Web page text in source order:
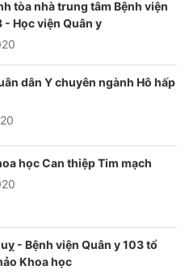
tòa nhà trung tâm Bệnh viện
- Học viện Quân y
dân Y chuyên ngành Hô hấp
học Can thiệp Tim mạch
- Bệnh viện Quân y 103 tổ
Khoa học